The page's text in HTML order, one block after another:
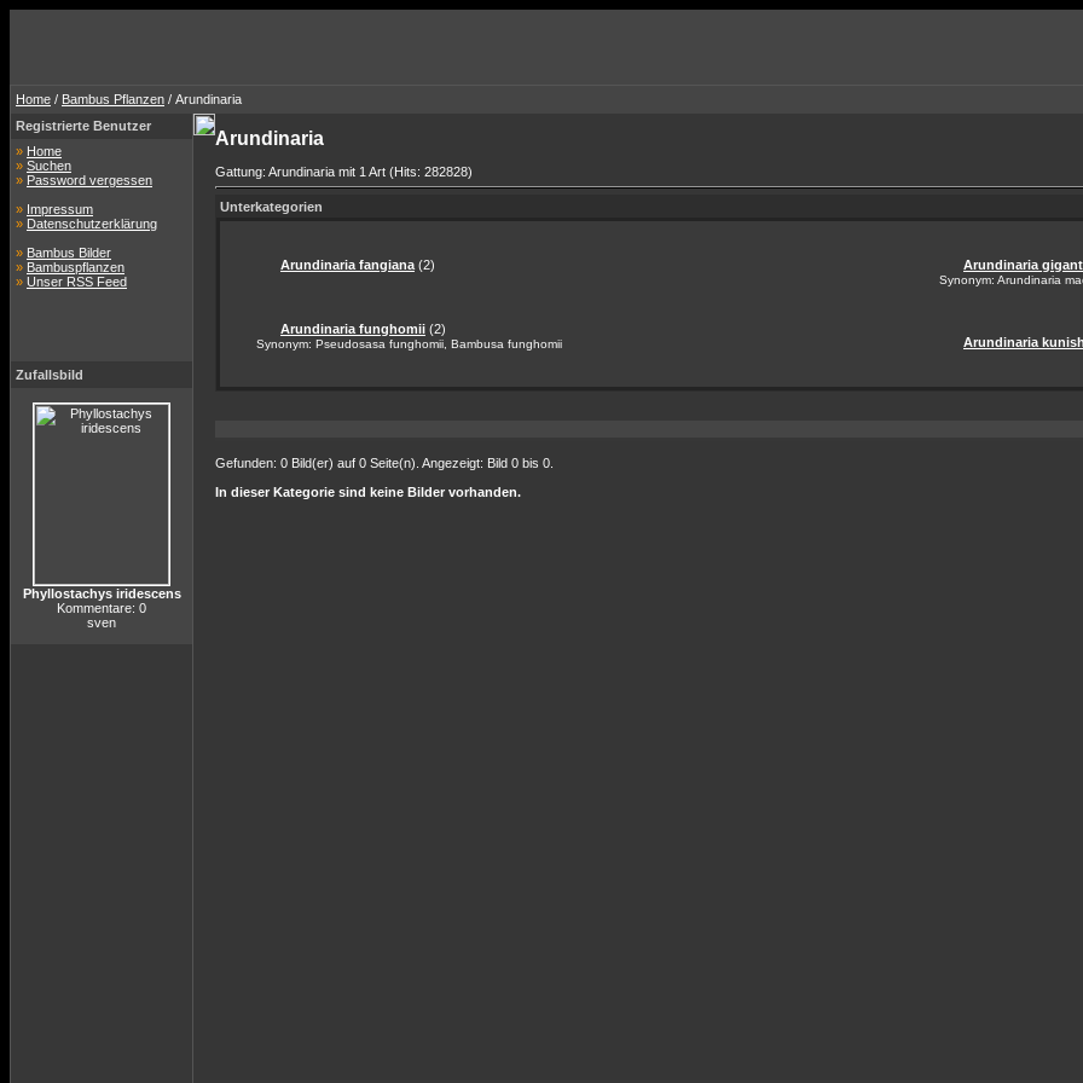
Home / Bambus Pflanzen / Arundinaria
Registrierte Benutzer
» Home
» Suchen
» Password vergessen
» Impressum
» Datenschutzerklärung
» Bambus Bilder
» Bambuspflanzen
» Unser RSS Feed
Zufallsbild
Phyllostachys iridescens
Kommentare: 0
sven
Arundinaria
Gattung: Arundinaria mit 1 Art (Hits: 282828)
Unterkategorien
Arundinaria fangiana (2)
Arundinaria funghomii (2)
Synonym: Pseudosasa funghomii, Bambusa funghomii
Arundinaria
Synonym: Arundinaria
Arundinaria
Gefunden: 0 Bild(er) auf 0 Seite(n). Angezeigt: Bild 0 bis 0.
In dieser Kategorie sind keine Bilder vorhanden.